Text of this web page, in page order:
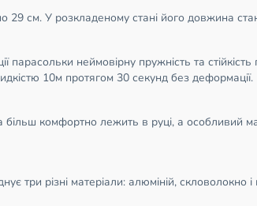
см. У розкладеному стані його довжина
парасольки неймовірну пружність та
10м протягом 30 секунд без деформації.
комфортно лежить в руці, а особливий
три різні матеріали: алюміній,